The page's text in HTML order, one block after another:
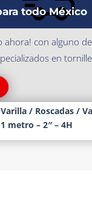
todo México
ahora! con alguno
en
Varilla/ Roscadas/
metro – 2″ – 4H